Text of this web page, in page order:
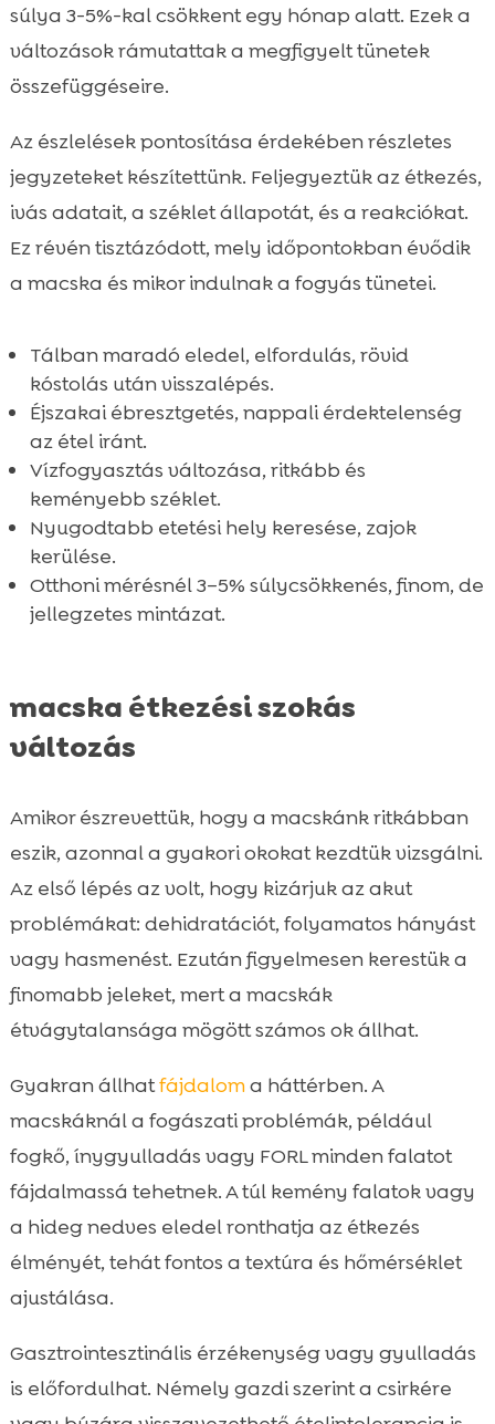
súlya 3-5%-kal csökkent egy hónap alatt. Ezek a
változások rámutattak a megfigyelt tünetek
összefüggéseire.
Az észlelések pontosítása érdekében részletes
jegyzeteket készítettünk. Feljegyeztük az étkezés,
ivás adatait, a széklet állapotát, és a reakciókat.
Ez révén tisztázódott, mely időpontokban évődik
a macska és mikor indulnak a fogyás tünetei.
Tálban maradó eledel, elfordulás, rövid
kóstolás után visszalépés.
Éjszakai ébresztgetés, nappali érdektelenség
az étel iránt.
Vízfogyasztás változása, ritkább és
keményebb széklet.
Nyugodtabb etetési hely keresése, zajok
kerülése.
Otthoni mérésnél 3–5% súlycsökkenés, finom, de
jellegzetes mintázat.
macska étkezési szokás
változás
Amikor észrevettük, hogy a macskánk ritkábban
eszik, azonnal a gyakori okokat kezdtük vizsgálni.
Az első lépés az volt, hogy kizárjuk az akut
problémákat: dehidratációt, folyamatos hányást
vagy hasmenést. Ezután figyelmesen kerestük a
finomabb jeleket, mert a macskák
étvágytalansága mögött számos ok állhat.
Gyakran állhatfájdaloma háttérben. A
macskáknál a fogászati problémák, például
fogkő, ínygyulladás vagy FORL minden falatot
fájdalmassá tehetnek. A túl kemény falatok vagy
a hideg nedves eledel ronthatja az étkezés
élményét, tehát fontos a textúra és hőmérséklet
ajustálása.
Gasztrointesztinális érzékenység vagy gyulladás
is előfordulhat. Némely gazdi szerint a csirkére